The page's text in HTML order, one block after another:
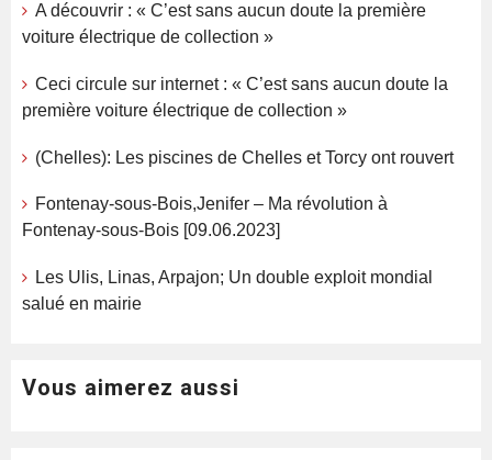
A découvrir : « C’est sans aucun doute la première
voiture électrique de collection »
Ceci circule sur internet : « C’est sans aucun doute la
première voiture électrique de collection »
(Chelles): Les piscines de Chelles et Torcy ont rouvert
Fontenay-sous-Bois,Jenifer – Ma révolution à
Fontenay-sous-Bois [09.06.2023]
Les Ulis, Linas, Arpajon; Un double exploit mondial
salué en mairie
Vous aimerez aussi